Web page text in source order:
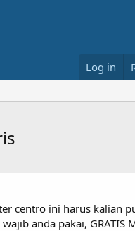
Log in
centro ini harus kalian
anda pakai, GRATIS